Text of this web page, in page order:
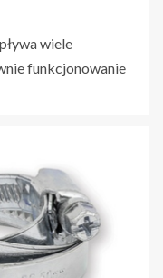
wiele
funkcjonowanie